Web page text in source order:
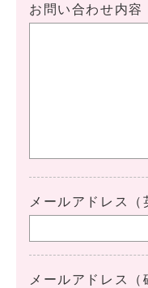
お問い合わせ内容
メールアドレス（
メールアドレス（